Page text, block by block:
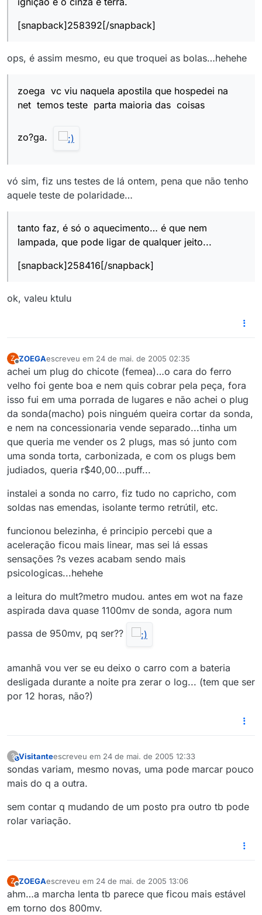
[snapback]258392[/snapback]
ops, é assim mesmo, eu que troquei as bolas…hehehe
zoega vc viu naquela apostila que hospedei na
net temos teste parta maioria das coisas
zo?ga.
vó sim, fiz uns testes de lá ontem, pena que não tenho
aquele teste de polaridade…
tanto faz, é só o aquecimento… é que nem
lampada, que pode ligar de qualquer jeito...
[snapback]258416[/snapback]
ok, valeu ktulu
Z
Offline
ZOEGAescreveu em 24 de mai. de 2005 02:35
última edição por
achei um plug do chicote (femea)…o cara do ferro
velho foi gente boa e nem quis cobrar pela peça, fora
isso fui em uma porrada de lugares e não achei o plug
da sonda(macho) pois ninguém queira cortar da sonda,
e nem na concessionaria vende separado...tinha um
que queria me vender os 2 plugs, mas só junto com
uma sonda torta, carbonizada, e com os plugs bem
judiados, queria r$40,00...puff...
instalei a sonda no carro, fiz tudo no capricho, com
soldas nas emendas, isolante termo retrútil, etc.
funcionou belezinha, é principio percebi que a
aceleração ficou mais linear, mas sei lá essas
sensações ?s vezes acabam sendo mais
psicologicas...hehehe
a leitura do mult?metro mudou. antes em wot na faze
aspirada dava quase 1100mv de sonda, agora num
passa de 950mv, pq ser??
amanhã vou ver se eu deixo o carro com a bateria
desligada durante a noite pra zerar o log... (tem que ser
por 12 horas, não?)
?This user is from outside of this forum
Visitanteescreveu em 24 de mai. de 2005 12:33
última edição por
sondas variam, mesmo novas, uma pode marcar pouco
mais do q a outra.
sem contar q mudando de um posto pra outro tb pode
rolar variação.
Z ZOEGAescreveu em 24 de mai. de 2005 13:06
última edição por
ahm…a marcha lenta tb parece que ficou mais estável
em torno dos 800mv.